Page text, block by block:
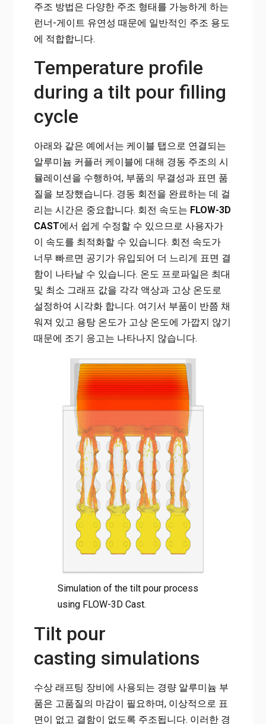
주조 방법은 다양한 주조 형태를 가능하게 하는
런너-게이트 유연성 때문에 일반적인 주조 용도
에 적합합니다.
Temperature profile
during a tilt pour filling
cycle
아래와 같은 예에서는 케이블 탭으로 연결되는
알루미늄 커플러 케이블에 대해 경동 주조의 시
뮬레이션을 수행하여, 부품의 무결성과 표면 품
질을 보장했습니다. 경동 회전을 완료하는 데 걸
리는 시간은 중요합니다. 회전 속도는 FLOW-3D
CAST에서 쉽게 수정할 수 있으므로 사용자가
이 속도를 최적화할 수 있습니다. 회전 속도가
너무 빠르면 공기가 유입되어 더 느리게 표면 결
함이 나타날 수 있습니다. 온도 프로파일은 최대
및 최소 그래프 값을 각각 액상과 고상 온도로
설정하여 시각화 합니다. 여기서 부품이 반쯤 채
워져 있고 용탕 온도가 고상 온도에 가깝지 않기
때문에 조기 응고는 나타나지 않습니다.
Simulation of the tilt pour process
using FLOW-3D Cast.
Tilt pour
casting simulations
수상 래프팅 장비에 사용되는 경량 알루미늄 부
품은 고품질의 마감이 필요하며, 이상적으로 표
면이 없고 결함이 없도록 주조됩니다. 이러한 경